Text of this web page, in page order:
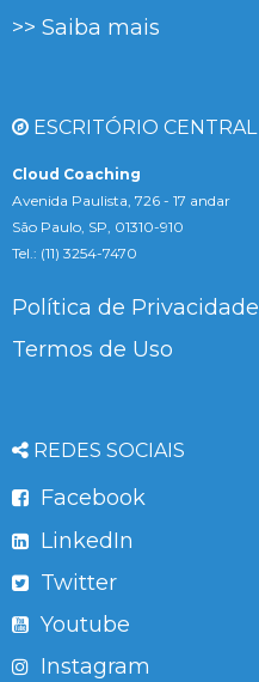
>> Saiba mais
ESCRITÓRIO CENTRAL
Cloud Coaching
Avenida Paulista, 726 - 17 andar
São Paulo, SP, 01310-910
Tel.: (11) 3254-7470
Política de Privacidade
Termos de Uso
REDES SOCIAIS
Facebook
LinkedIn
Twitter
Youtube
Instagram